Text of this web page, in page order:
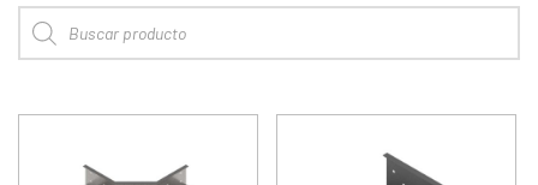
Búsqueda de productos